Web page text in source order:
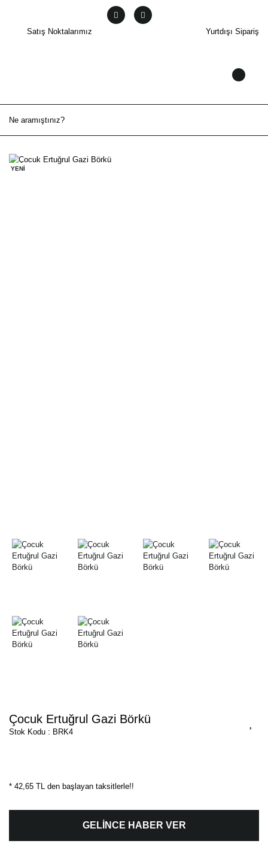
Satış Noktalarımız Yurtdışı Sipariş
YENİ
Çocuk Ertuğrul Gazi Börkü
Stok Kodu : BRK4
* 42,65 TL den başlayan taksitlerle!!
GELİNCE HABER VER